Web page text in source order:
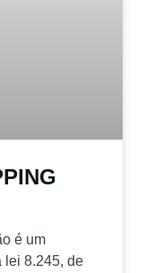
é um
lei 8.245, de